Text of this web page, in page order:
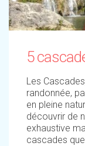
5
Les
randonnée,
en pleine
découvrir de
exhaustive
cascades